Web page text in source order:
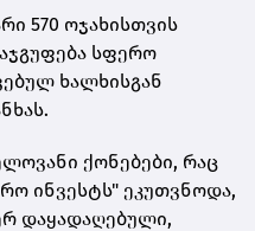
570 ოჯახისთვის
სფერო
ხალხისგან
ქონებები, რაც
ინვესტს" ეკუთვნოდა,
დაყადაღებული,